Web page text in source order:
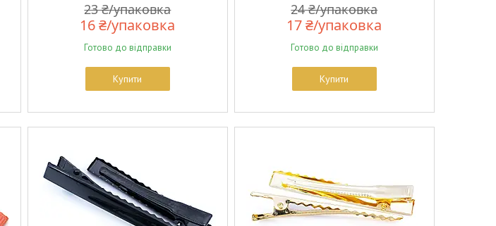
23 ₴/упаковка
16 ₴/упаковка
Готово до відправки
Купити
24 ₴/упаковка
17 ₴/упаковка
Готово до відправки
Купити